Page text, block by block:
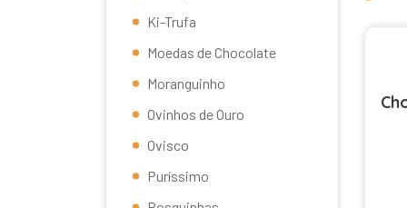
Ki-Trufa
Moedas de Chocolate
Moranguinho
Ovinhos de Ouro
Ovisco
Puríssimo